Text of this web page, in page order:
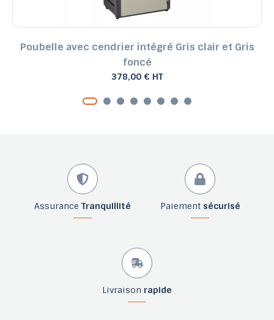
Poubelle avec cendrier intégré Gris clair et Gris
foncé
378,00 € HT
Assurance Tranquillité Paiement sécurisé
Livraison rapide